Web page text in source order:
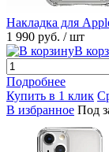
Накладка для
1 990 руб. / шт
В
Подробнее
Купить в 1 клик
В избранное Под